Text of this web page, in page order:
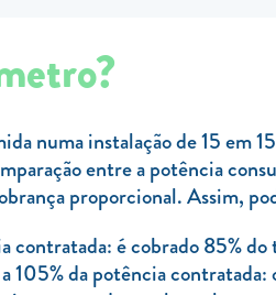
numa instalação de 15 em
entre a potência
proporcional. Assim,
contratada: é cobrado 85% do
105% da potência